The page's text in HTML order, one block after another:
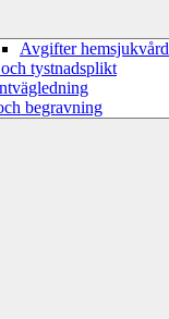
Avgifter hemsjukvård
och tystnadsplikt
begravning